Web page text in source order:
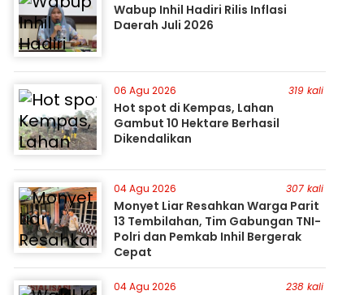
Wabup Inhil Hadiri Rilis Inflasi
Daerah Juli 2026
06 Agu 2026 319 kali
Hot spot di Kempas, Lahan
Gambut 10 Hektare Berhasil
Dikendalikan
04 Agu 2026 307 kali
Monyet Liar Resahkan Warga Parit
13 Tembilahan, Tim Gabungan TNI-
Polri dan Pemkab Inhil Bergerak
Cepat
04 Agu 2026 238 kali